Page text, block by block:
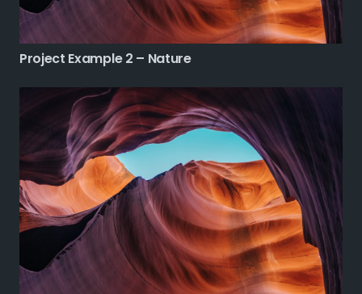
Project Example 2 – Nature